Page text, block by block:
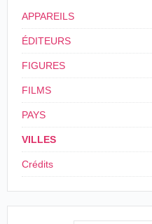
APPAREILS
ÉDITEURS
FIGURES
FILMS
PAYS
VILLES
Crédits